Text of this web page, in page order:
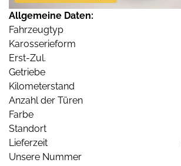
Allgemeine Daten:
Fahrzeugtyp
Karosserieform
Erst-Zul.
Getriebe
Kilometerstand
Anzahl der Türen
Farbe
Standort
Lieferzeit
Unsere Nummer